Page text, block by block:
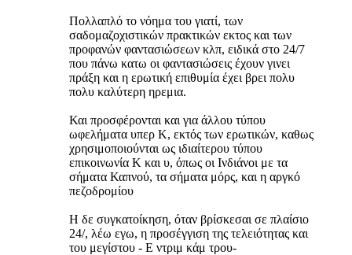
Πολλαπλό το νόημα του γιατί, των
σαδομαζοχιστικών πρακτικών εκτος και των
προφανών φαντασιώσεων κλπ, ειδικά στο 24/7
που πάνω κατω οι φαντασιώσεις έχουν γινει
πράξη και η ερωτική επιθυμία έχει βρει πολυ
πολυ καλύτερη ηρεμια.
Και προσφέρονται και για άλλου τύπου
ωφελήματα υπερ Κ, εκτός των ερωτικών, καθως
χρησιμοποιούνται ως ιδιαίτερου τύπου
επικοινωνία Κ και υ, όπως οι Ινδιάνοι με τα
σήματα Καπνού, τα σήματα μόρς, και η αργκό
πεζοδρομίου
Η δε συγκατοίκηση, όταν βρίσκεσαι σε πλαίσιο
24/, λέω εγω, η προσέγγιση της τελειότητας και
του μεγίστου - Ε ντριμ κάμ τρου-